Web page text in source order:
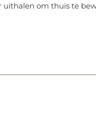
uithalen om thuis te